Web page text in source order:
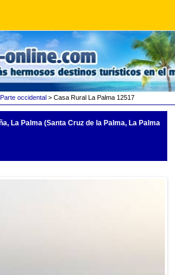
occidental> Casa Rural La Palma 12517
La Palma (Santa Cruz de la Palma, La Palma